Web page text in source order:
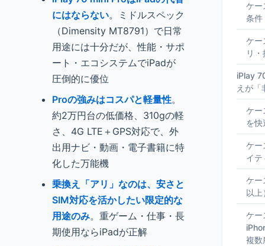
にはならない。ミドルスペック
（Dimensity MT8791）で日常
用途には十分だが、性能・サポ
ート・エコシステムでiPadが
圧倒的に優位
Proの強みはコスパと軽量性。
約2万円台の低価格、310gの軽
さ、4G LTE＋GPS対応で、外
出用ナビ・動画・電子書籍に特
化した万能機
乗換え「アリ」なのは、安さと
SIM対応を活かしたい限定的な
用途のみ。重ゲーム・仕事・長
期使用ならiPadが正解
ケー
条件
ケ
リ
iPlay
えが「
ケー
を快
ケー
イテ
ケー
以上
ケ
複数